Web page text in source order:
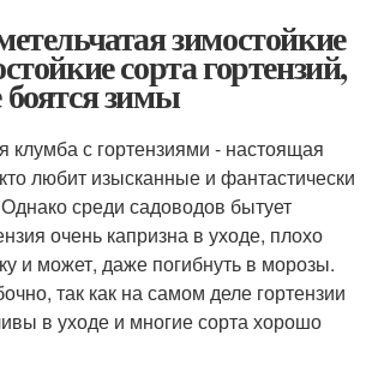
зимостойкие
сорта гортензий,
зимы
клумба с гортензиями - настоящая
любит изысканные и фантастически
среди садоводов бытует
очень капризна в уходе, плохо
и может, даже погибнуть в морозы.
так как на самом деле гортензии
в уходе и многие сорта хорошо